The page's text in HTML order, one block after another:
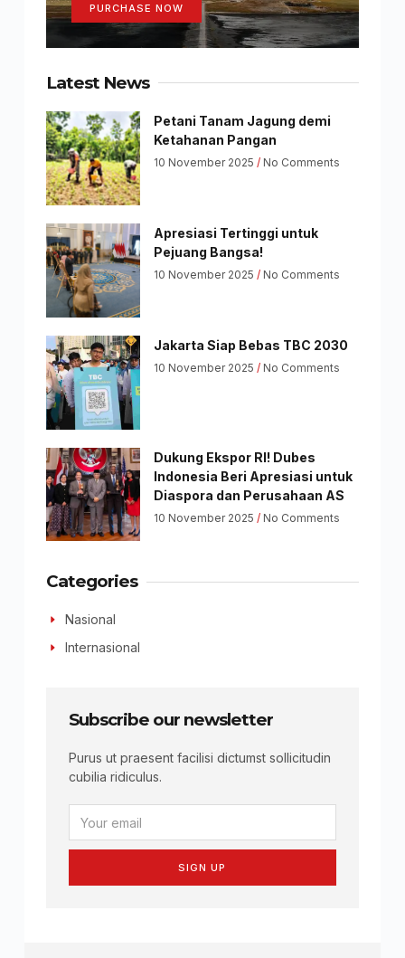
PURCHASE NOW
Latest News
Petani Tanam Jagung demi
Ketahanan Pangan
10 November 2025 No Comments
Apresiasi Tertinggi untuk
Pejuang Bangsa!
10 November 2025 No Comments
Jakarta Siap Bebas TBC 2030
10 November 2025 No Comments
Dukung Ekspor RI! Dubes
Indonesia Beri Apresiasi untuk
Diaspora dan Perusahaan AS
10 November 2025 No Comments
Categories
Nasional
Internasional
Subscribe our newsletter
Purus ut praesent facilisi dictumst sollicitudin
cubilia ridiculus.
SIGN UP